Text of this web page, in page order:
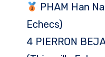
PHAM Han
Echecs)
4 PIERRON